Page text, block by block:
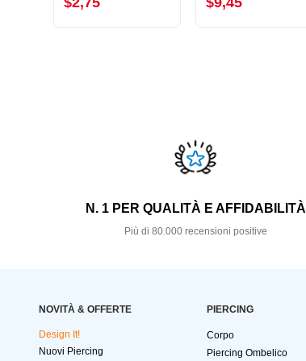
N. 1 PER QUALITÀ E AFFIDABILITÀ
Più di 80.000 recensioni positive
NOVITÀ & OFFERTE
Design It!
Nuovi Piercing
PIERCING
Corpo
Piercing Ombelico